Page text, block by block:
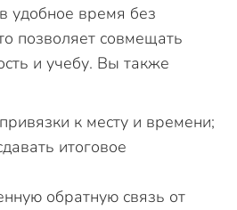
удобное время без
позволяет совмещать
и учебу. Вы также
к месту и времени;
итоговое
обратную связь от